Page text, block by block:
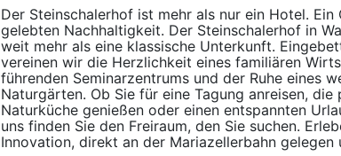
Der Steinschalerhof ist mehr als nur ein Hotel.
gelebten Nachhaltigkeit. Der Steinschalerhof in
weit mehr als eine klassische Unterkunft.
vereinen wir die Herzlichkeit eines familiären
führenden Seminarzentrums und der Ruhe eines
Naturgärten. Ob Sie für eine Tagung anreisen,
Naturküche genießen oder einen entspannten
uns finden Sie den Freiraum, den Sie suchen.
Innovation, direkt an der Mariazellerbahn